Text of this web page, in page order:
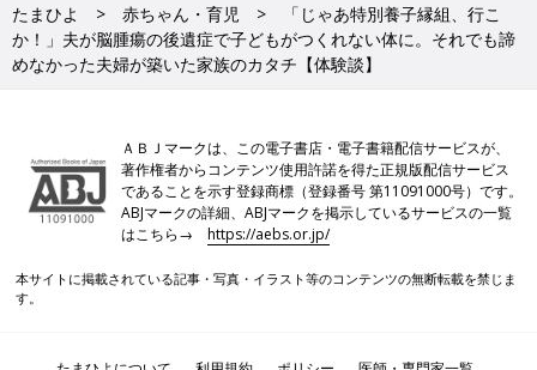
も元気な男の子でした。
「長男は4295gで生まれたそうです。あっせん団体からも『元気
迎える日までに、性別と誕生日を教えてもらって、あとは写真が
送られてきて。それ以外の実母さんの詳しい状況などは、当日引
き渡されたときに教えてもらえました。長男とは、新大阪で対面
したんですけど、ずっと『大きい、大きい』って聞いていたの
やっぱりちっちゃくて、かわいい！って思いました。
たまひよ 赤ちゃん・育児
「じゃあ特別養子縁組、行こ
か！」夫が脳腫瘍の後遺症で子どもがつくれない体に。それでも諦
めなかった夫婦が築いた家族のカタチ【体験談】
ＡＢＪマークは、この電子書店・電子書籍配信サービスが、
著作権者からコンテンツ使用許諾を得た正規版配信サービス
であることを示す登録商標（登録番号 第11091000号）です。
ABJマークの詳細、ABJマークを掲示しているサービスの一覧
はこちら→https://aebs.or.jp/
本サイトに掲載されている記事・写真・イラスト等のコンテンツの無断転載を禁じま
す。